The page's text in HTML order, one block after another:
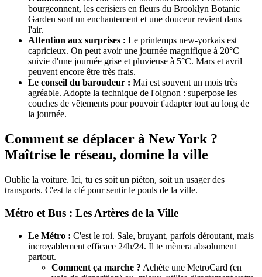
bourgeonnent, les cerisiers en fleurs du Brooklyn Botanic
Garden sont un enchantement et une douceur revient dans
l'air.
Attention aux surprises : Le printemps new-yorkais est
capricieux. On peut avoir une journée magnifique à 20°C
suivie d'une journée grise et pluvieuse à 5°C. Mars et avril
peuvent encore être très frais.
Le conseil du baroudeur : Mai est souvent un mois très
agréable. Adopte la technique de l'oignon : superpose les
couches de vêtements pour pouvoir t'adapter tout au long de
la journée.
Comment se déplacer à New York ?
Maîtrise le réseau, domine la ville
Oublie la voiture. Ici, tu es soit un piéton, soit un usager des
transports. C'est la clé pour sentir le pouls de la ville.
Métro et Bus : Les Artères de la Ville
Le Métro : C'est le roi. Sale, bruyant, parfois déroutant, mais
incroyablement efficace 24h/24. Il te mènera absolument
partout.
Comment ça marche ? Achète une MetroCard (en